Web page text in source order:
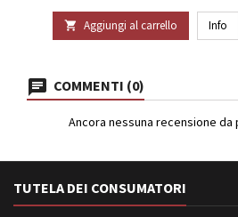
 Aggiungi al carrello Info
COMMENTI (0)
Ancora nessuna recensione
TUTELA DEI CONSUMATORI